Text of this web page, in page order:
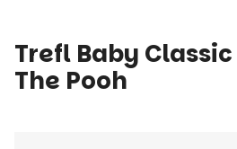
Trefl Baby
The Pooh